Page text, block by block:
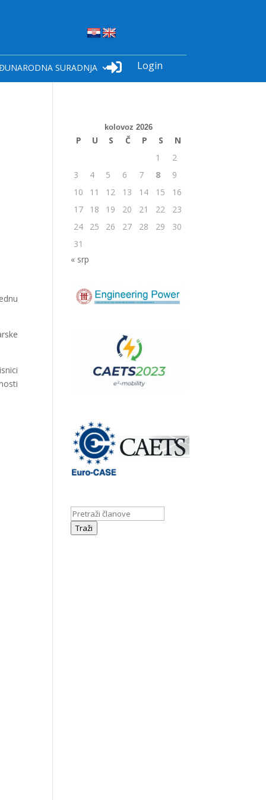
SURADNJA  Login
kolovoz 2026
P U S Č P S
N
1
2
3
4 5 6 7 8
9
10
11 12 13 14 15
16
17
18 19 20 21 22
23
24
25 26 27 28 29
30
31
« srp
Traži